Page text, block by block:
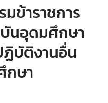
มข้าราชการ
นอุดมศึกษา
บัติงานอื่น
กษา